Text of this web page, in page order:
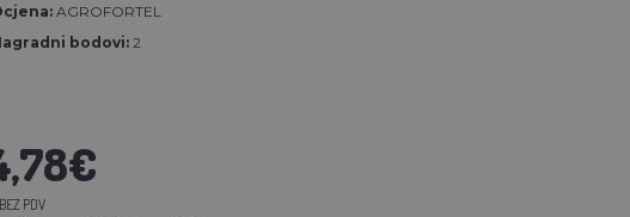
AGROFORTEL
bodovi: 2
PDV